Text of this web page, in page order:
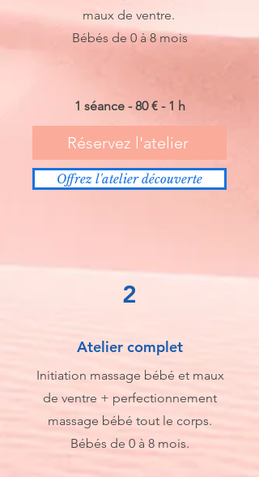
maux de ventre.
Bébés de 0 à 8 mois
1 séance - 80 € - 1 h
Réservez l'atelier
Offrez l'atelier découverte
2
Atelier complet
Initiation massage bébé et maux
de ventre + perfectionnement
massage bébé tout le corps.
Bébés de 0 à 8 mois.